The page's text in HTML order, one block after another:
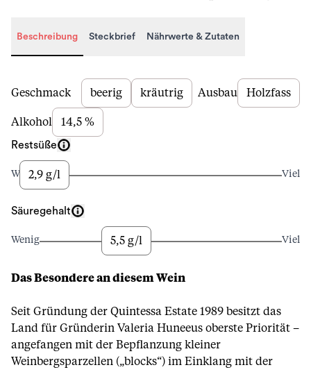
Beschreibung Steckbrief Nährwerte & Zutaten
Beschreibung
Geschmack beerig kräutrig Ausbau Holzfass
Alkohol 14,5 %
Restsüße
Wenig2,9 g/l Viel
Säuregehalt
Wenig 5,5 g/l Viel
Das Besondere an diesem Wein
Seit Gründung der Quintessa Estate 1989 besitzt das
Land für Gründerin Valeria Huneeus oberste Priorität –
angefangen mit der Bepflanzung kleiner
Weinbergsparzellen („blocks“) im Einklang mit der